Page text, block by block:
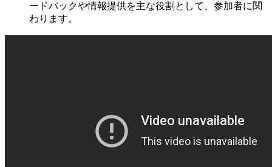
ードバックや情報提供を主な役割として、参加者に関
わります。